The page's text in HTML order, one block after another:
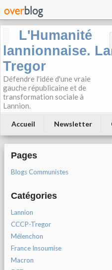
L'Humanité
lannionnaise.
Tregor
Défendre l'idée d'une vraie
gauche républicaine et de
transformation sociale à
Lannion.
Accueil Newsletter
Pages
Blogs Communistes
Catégories
Lannion
CCCP-Tregor
Mélenchon
France Insoumise
Macron